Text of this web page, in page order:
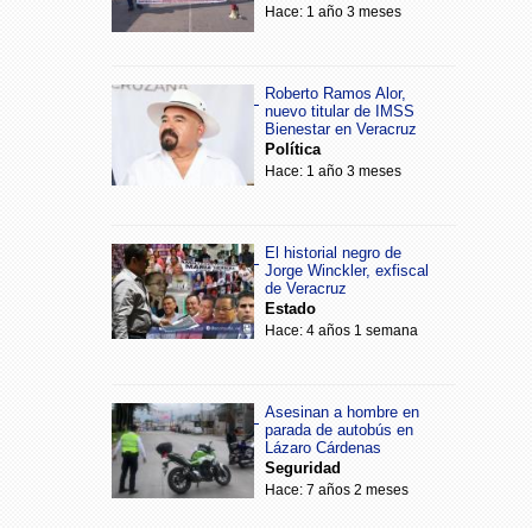
Hace: 1 año 3 meses
Roberto Ramos Alor,
nuevo titular de IMSS
Bienestar en Veracruz
Política
Hace: 1 año 3 meses
El historial negro de
Jorge Winckler, exfiscal
de Veracruz
Estado
Hace: 4 años 1 semana
Asesinan a hombre en
parada de autobús en
Lázaro Cárdenas
Seguridad
Hace: 7 años 2 meses